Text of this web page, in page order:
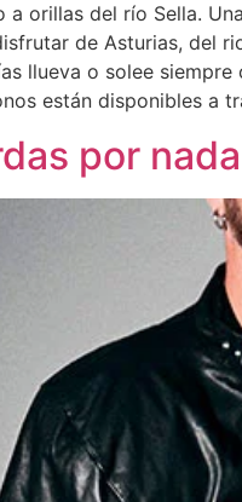
a orillas del río Sella.
de Asturias, del
llueva o solee
están disponibles a
por